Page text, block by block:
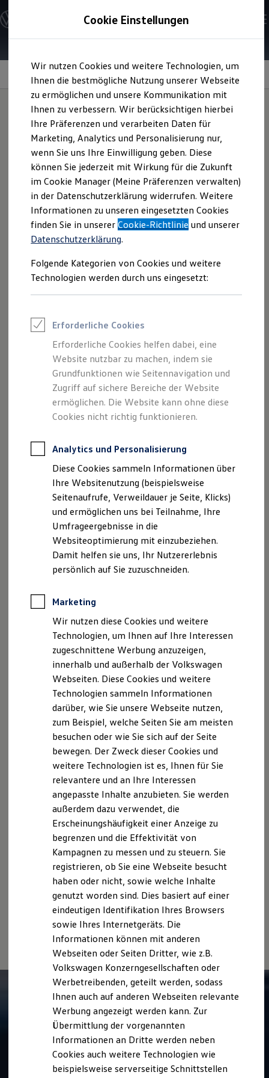
Hauptinhalt
springen
Footer
springen
Modelle und Konfigurator
Konfigurator
Modelle vergleichen
Elektroautos
ENERGY Sondermodelle
Nutzfahrzeuge
SUV und CUV
Familienautos
Kombis
Kompaktwagen
Sportwagen
Schnell verfügbare Fahrzeuge
Angebote und Produkte
Aktuelle Angebote
E-Auto-Förderung
Volkswagen Marktplatz
Die ENERGY Sondermodelle
Junge Gebrauchtwagen und Gebrauchtwagen
Volkswagen Zertifizierte Gebrauchtwagen
Elektromobilität bei Gebrauchtwagen
Saisonangebote
Reifenpakete
Leasing
Leasing-Angebote
Elektroauto Leasing
Kleinwagen-Leasing
Leasing ohne Anzahlung
Finanzierung
Autokredit mit Schlussrate
Versicherungen und Garantien
Kfz-Versicherung
Restschuldversicherungen
Garantien
Professional Class bei Volkswagen
Behörden
Direktkunden
Sonderfahrzeuge
Anpfiff zum Gewinn
Elektromobilität
Elektroautos
ID. Tutorials
Elektrofahrzeugkonzepte
ID. EVERY1
Reichweite
Rekuperation
Laden unterwegs
Laden Zuhause
Ladestationen finden
Ladezeitensimulator
Batterie
Sicherheit
Nachhaltigkeit
Technologie
Kosten und Kauf
Verbrauchskosten
Kaufoptionen
E-Auto-Förderung
Software und Konnektivität
Die ID. Software 6
ID. Software Versionen und Updates
Digitale Extras
Schnittstellen zu Ihrem ID.
Marke und Erlebnis
Volkswagen R und R Experience
R-Modelle
R Experience
Driving Experience
Volkswagen entdecken
Werkbesichtigung
Lifestyle Shop
T-Roc Kollektion
Golf Kollektion
Volkswagen Kollektion
R-Kollektion
GTI Kollektion
Fußball Drop
we drive football
#wedriveproud
Besitzer und Service
myVolkswagen
Software Updates
Service und Ersatzteile
Inspektion und HU/AU
Soundsystem Dynaudio
Inspirierende
Klangweltenfür neue
Wege
TouaregR wird mit dem optionalen⁠ Soundsystem
„DYNAUDIO Consequence“ zum fahrenden Konzertsaal:
7.1 Dolby-Surround-Sound von 14 im Innenraum
verbauten Lautsprechern
Kofferraum
730 W Endstufe
Datenschutzerklärungen
Angaben zum Digital Services Act (DSA)
EU Data Act
Produktsicherheitsinformationen
Vertrag Widerrufen
Disclaimer von Volkswagen AG
Die in dieser Darstellung gezeigten Fahrzeuge und
Ausstattungen können in einzelnen Details vom aktuellen
deutschen Lieferprogramm abweichen. Abgebildet sind
teilweise Sonderausstattungen der Fahrzeuge gegen
Bitte beachten Sie auch unseren Konfigurator für eine
Übersicht der aktuell verfügbaren Modelle und Ausstattungen.
Die angegebenen Verbrauchs- und Emissionswerte beziehen
sich nicht auf ein einzelnes Fahrzeug und sind nicht Bestandteil
des Angebots, sondern dienen allein Vergleichszwecken
zwischen den verschiedenen Fahrzeugtypen.
Zusatzausstattungen undZubehör(Anbauteile, Reifenformat
usw.) können relevante Fahrzeugparameter, wiez. B.Gewicht,
Rollwiderstand und Aerodynamik verändern und neben
Witterungs- und Verkehrsbedingungen sowie dem
individuellen Fahrverhalten den Kraftstoffverbrauch, den
Stromverbrauch, die CO₂-Emissionen und die
Fahrleistungswerte eines Fahrzeugs beeinflussen.
Cookie Einstellungen
Wir nutzen Cookies und weitere Technologien, um
Ihnen die bestmögliche Nutzung unserer Webseite
zu ermöglichen und unsere Kommunikation mit
Ihnen zu verbessern. Wir berücksichtigen hierbei
Ihre Präferenzen und verarbeiten Daten für
Marketing, Analytics und Personalisierung nur,
wenn Sie uns Ihre Einwilligung geben. Diese
können Sie jederzeit mit Wirkung für die Zukunft
im Cookie Manager (Meine Präferenzen verwalten)
in der Datenschutzerklärung widerrufen. Weitere
Informationen zu unseren eingesetzten Cookies
finden Sie in unsererCookie-Richtlinie und unserer
Datenschutzerklärung.
Folgende Kategorien von Cookies und weitere
Technologien werden durch uns eingesetzt:
Erforderliche Cookies
Erforderliche Cookies helfen dabei, eine
Website nutzbar zu machen, indem sie
Grundfunktionen wie Seitennavigation und
Zugriff auf sichere Bereiche der Website
ermöglichen. Die Website kann ohne diese
Cookies nicht richtig funktionieren.
Analytics und Personalisierung
Diese Cookies sammeln Informationen über
Ihre Websitenutzung (beispielsweise
Seitenaufrufe, Verweildauer je Seite, Klicks)
und ermöglichen uns bei Teilnahme, Ihre
Umfrageergebnisse in die
Websiteoptimierung mit einzubeziehen.
Damit helfen sie uns, Ihr Nutzererlebnis
persönlich auf Sie zuzuschneiden.
Marketing
Wir nutzen diese Cookies und weitere
Technologien, um Ihnen auf Ihre Interessen
zugeschnittene Werbung anzuzeigen,
innerhalb und außerhalb der Volkswagen
Webseiten. Diese Cookies und weitere
Technologien sammeln Informationen
darüber, wie Sie unsere Webseite nutzen,
zum Beispiel, welche Seiten Sie am meisten
besuchen oder wie Sie sich auf der Seite
bewegen. Der Zweck dieser Cookies und
weitere Technologien ist es, Ihnen für Sie
relevantere und an Ihre Interessen
angepasste Inhalte anzubieten. Sie werden
außerdem dazu verwendet, die
Erscheinungshäufigkeit einer Anzeige zu
begrenzen und die Effektivität von
Kampagnen zu messen und zu steuern. Sie
registrieren, ob Sie eine Webseite besucht
haben oder nicht, sowie welche Inhalte
genutzt worden sind. Dies basiert auf einer
eindeutigen Identifikation Ihres Browsers
sowie Ihres Internetgeräts. Die
Informationen können mit anderen
Webseiten oder Seiten Dritter, wie z.B.
Volkswagen Konzerngesellschaften oder
Werbetreibenden, geteilt werden, sodass
Ihnen auch auf anderen Webseiten relevante
Werbung angezeigt werden kann. Zur
Übermittlung der vorgenannten
Informationen an Dritte werden neben
Cookies auch weitere Technologien wie
beispielsweise serverseitige Schnittstellen